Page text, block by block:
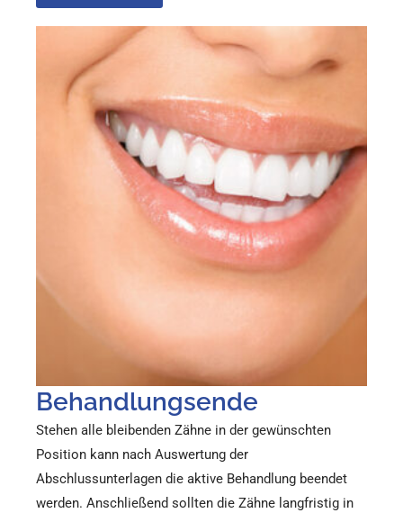
Behandlungsende
Stehen alle bleibenden Zähne in der gewünschten
Position kann nach Auswertung der
Abschlussunterlagen die aktive Behandlung beendet
werden. Anschließend sollten die Zähne langfristig in